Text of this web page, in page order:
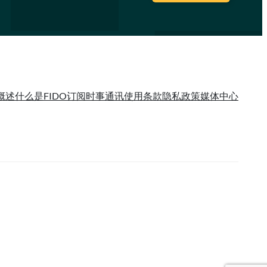
述什么是FIDO订阅时事通讯使用条款隐私政策媒体中心